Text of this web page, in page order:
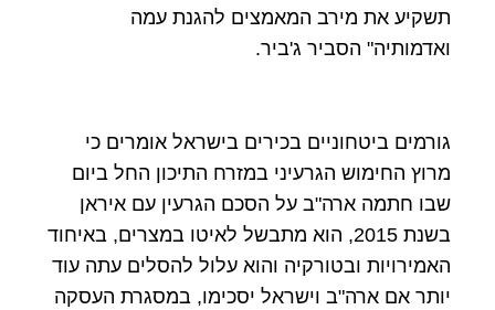
תשקיע את מירב המאמצים להגנת עמה
ואדמותיה" הסביר ג'ביר.
גורמים ביטחוניים בכירים בישראל אומרים כי
מרוץ החימוש הגרעיני במזרח התיכון החל ביום
שבו חתמה ארה"ב על הסכם הגרעין עם איראן
בשנת 2015, הוא מתבשל לאיטו במצרים, באיחוד
האמירויות ובטורקיה והוא עלול להסלים עתה עוד
יותר אם ארה"ב וישראל יסכימו, במסגרת העסקה